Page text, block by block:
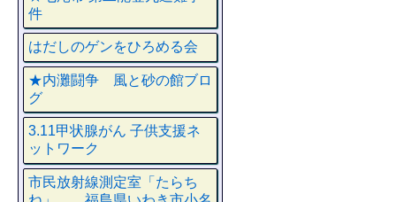
件
はだしのゲンをひろめる会
★内灘闘争 風と砂の館ブロ
グ
3.11甲状腺がん 子供支援ネ
ットワーク
市民放射線測定室「たらち